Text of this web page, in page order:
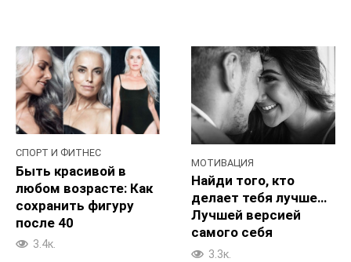
СПОРТ И ФИТНЕС
Быть красивой в
любом возрасте: Как
сохранить фигуру
после 40
3.4к.
МОТИВАЦИЯ
Найди того, кто
делает тебя лучше…
Лучшей версией
самого себя
3.3к.